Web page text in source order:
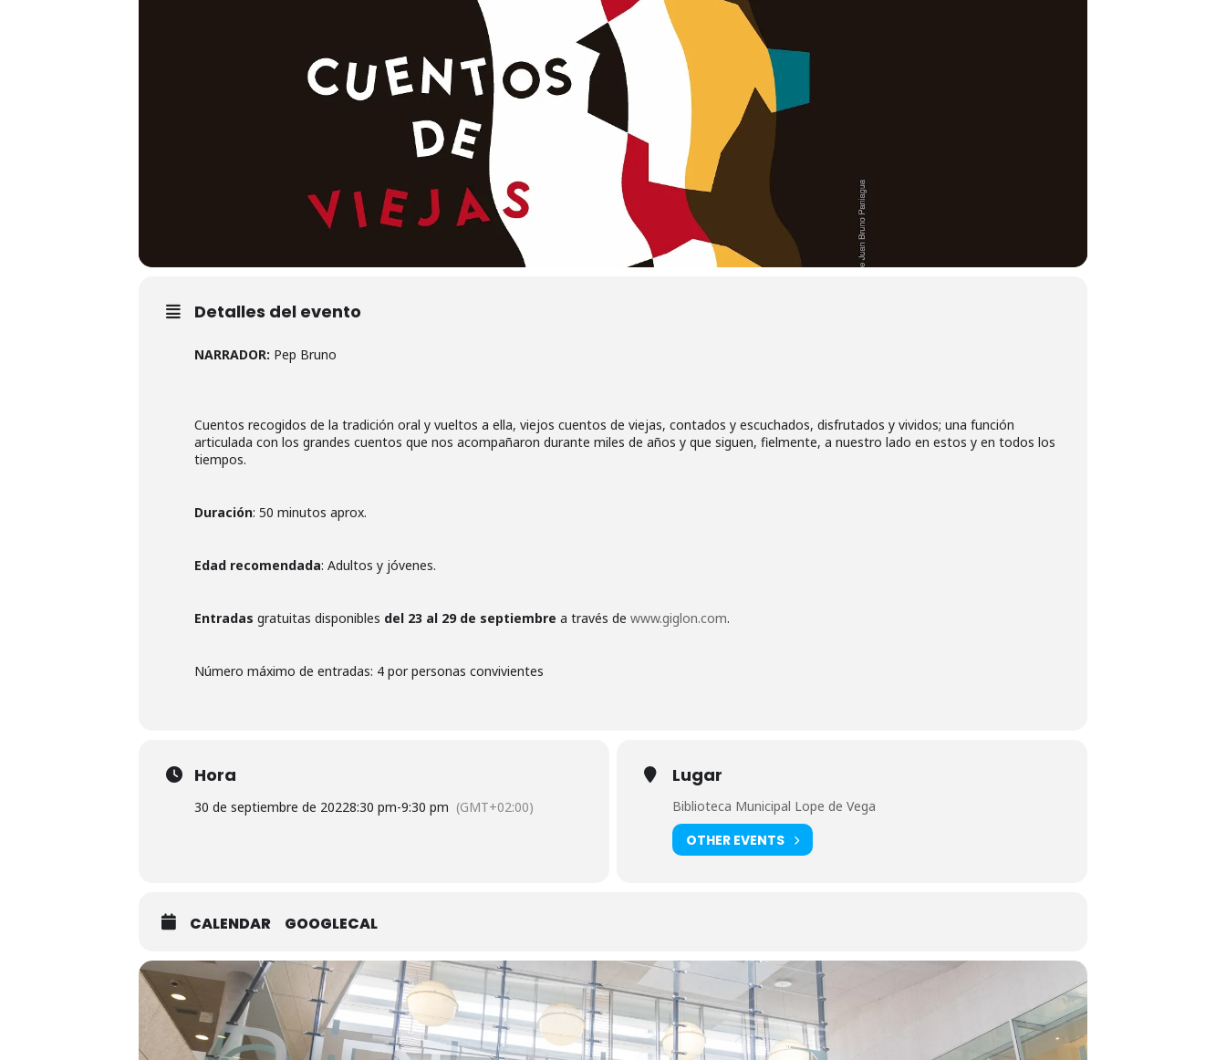
Detalles del evento
NARRADOR: Pep Bruno
Cuentos recogidos de la tradición oral y vueltos a ella, viejos cuentos de viejas, contados y escuchados, disfrutados y vividos; una función
articulada con los grandes cuentos que nos acompañaron durante miles de años y que siguen, fielmente, a nuestro lado en estos y en todos los
tiempos.
Duración: 50 minutos aprox.
Edad recomendada: Adultos y jóvenes.
Entradas gratuitas disponibles del 23 al 29 de septiembre a través de www.giglon.com.
Número máximo de entradas: 4 por personas convivientes
Hora
30 de septiembre de 20228:30 pm-9:30 pm (GMT+02:00)
Lugar
Biblioteca Municipal Lope de Vega
OTHER EVENTS
CALENDAR GOOGLECAL